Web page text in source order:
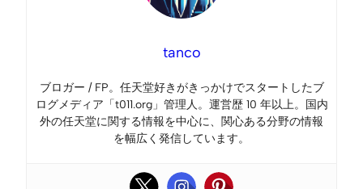
tanco
ブロガー / FP。任天堂好きがきっかけでスタートしたブ
ログメディア「t011.org」管理人。運営歴 10 年以上。国内
外の任天堂に関する情報を中心に、関心ある分野の情報
を幅広く発信しています。